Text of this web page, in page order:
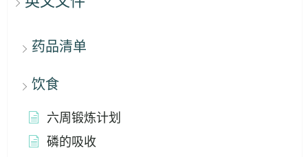
药品清单
饮食
六周锻炼计划
磷的吸收